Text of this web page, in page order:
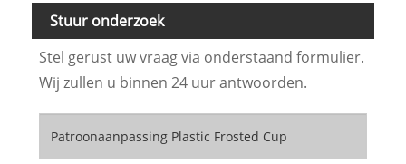
Stuur onderzoek
Stel gerust uw vraag via onderstaand formulier.
Wij zullen u binnen 24 uur antwoorden.